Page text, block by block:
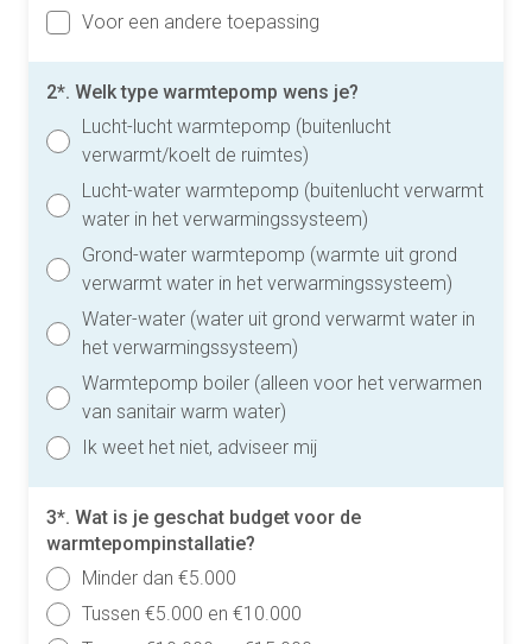
Voor een andere toepassing
2*. Welk type warmtepomp wens je?
Lucht-lucht warmtepomp (buitenlucht
verwarmt/koelt de ruimtes)
Lucht-water warmtepomp (buitenlucht verwarmt
water in het verwarmingssysteem)
Grond-water warmtepomp (warmte uit grond
verwarmt water in het verwarmingssysteem)
Water-water (water uit grond verwarmt water in
het verwarmingssysteem)
Warmtepomp boiler (alleen voor het verwarmen
van sanitair warm water)
Ik weet het niet, adviseer mij
3*. Wat is je geschat budget voor de
warmtepompinstallatie?
Minder dan €5.000
Tussen €5.000 en €10.000